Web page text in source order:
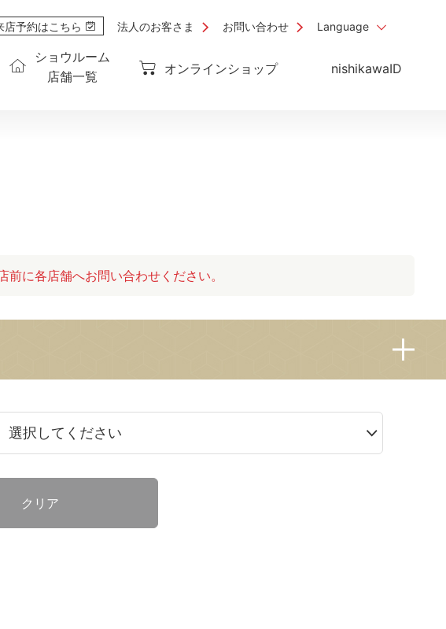
ショウルーム
店舗一覧
オンラインショップ nishikawaID
店予約はこちら 法人のお客さま お問い合わせ Language
に各店舗へお問い合わせください。
クリア